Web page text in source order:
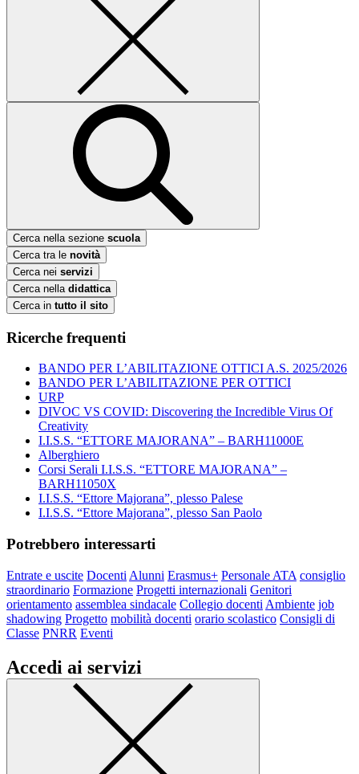
Cerca nella sezione scuola
Cerca tra le novità
Cerca nei servizi
Cerca nella didattica
Cerca in tutto il sito
Ricerche frequenti
BANDO PER L’ABILITAZIONE OTTICI A.S. 2025/2026
BANDO PER L’ABILITAZIONE PER OTTICI
URP
DIVOC VS COVID: Discovering the Incredible Virus Of
Creativity
I.I.S.S. “ETTORE MAJORANA” – BARH11000E
Alberghiero
Corsi Serali I.I.S.S. “ETTORE MAJORANA” –
BARH11050X
I.I.S.S. “Ettore Majorana”, plesso Palese
I.I.S.S. “Ettore Majorana”, plesso San Paolo
Potrebbero interessarti
Entrate e uscite Docenti Alunni Erasmus+ Personale ATA consiglio
straordinario Formazione Progetti internazionali Genitori
orientamento assemblea sindacale Collegio docenti Ambiente job
shadowing Progetto mobilità docenti orario scolastico Consigli di
Classe PNRR Eventi
Accedi ai servizi